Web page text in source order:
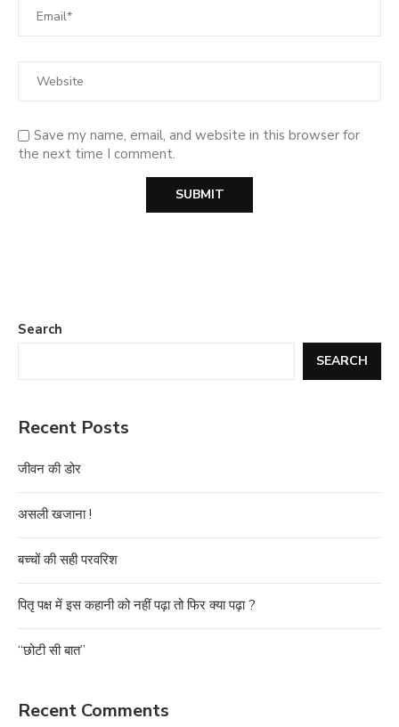
Save my name, email, and website in this browser for
the next time I comment.
Search
SEARCH
Recent Posts
जीवन की डोर
असली खजाना !
बच्चों की सही परवरिश
पितृ पक्ष में इस कहानी को नहीं पढ़ा तो फिर क्या पढ़ा ?
“छोटी सी बात”
Recent Comments